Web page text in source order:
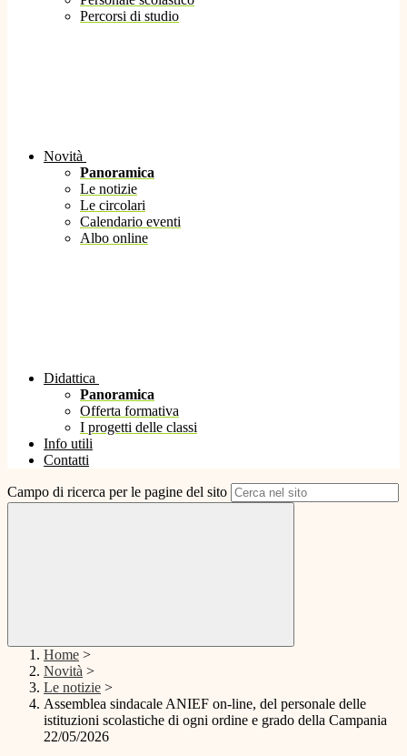
Percorsi di studio
Novità
Panoramica
Le notizie
Le circolari
Calendario eventi
Albo online
Didattica
Panoramica
Offerta formativa
I progetti delle classi
Info utili
Contatti
Campo di ricerca per le pagine del sito
Home >
Novità >
Le notizie >
Assemblea sindacale ANIEF on-line, del personale delle
istituzioni scolastiche di ogni ordine e grado della Campania
22/05/2026